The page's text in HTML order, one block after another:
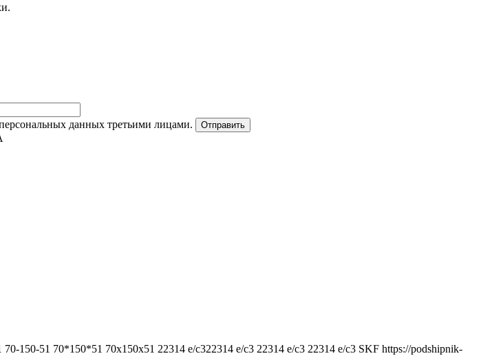
данных третьими лицами. Отправить
150-51 70*150*51 70x150x51 22314 e/c322314 e/c3 22314 e/c3 22314 e/c3 SKF https://podshipnik-